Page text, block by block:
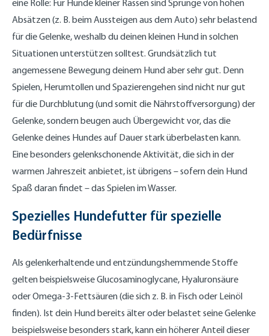
eine Rolle: Für Hunde kleiner Rassen sind Sprünge von hohen
Absätzen (z. B. beim Aussteigen aus dem Auto) sehr belastend
für die Gelenke, weshalb du deinen kleinen Hund in solchen
Situationen unterstützen solltest. Grundsätzlich tut
angemessene Bewegung deinem Hund aber sehr gut. Denn
Spielen, Herumtollen und Spazierengehen sind nicht nur gut
für die Durchblutung (und somit die Nährstoffversorgung) der
Gelenke, sondern beugen auch Übergewicht vor, das die
Gelenke deines Hundes auf Dauer stark überbelasten kann.
Eine besonders gelenkschonende Aktivität, die sich in der
warmen Jahreszeit anbietet, ist übrigens – sofern dein Hund
Spaß daran findet – das Spielen im Wasser.
Spezielles Hundefutter für spezielle
Bedürfnisse
Als gelenkerhaltende und entzündungshemmende Stoffe
gelten beispielsweise Glucosaminoglycane, Hyaluronsäure
oder Omega-3-Fettsäuren (die sich z. B. in Fisch oder Leinöl
finden). Ist dein Hund bereits älter oder belastet seine Gelenke
beispielsweise besonders stark, kann ein höherer Anteil dieser